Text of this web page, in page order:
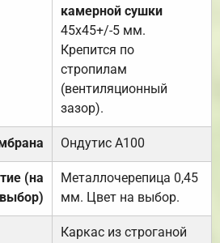
камерной сушки
45х45+/-5 мм.
Крепится по
стропилам
(вентиляционный
зазор).
Ондутис А100
(на
выбор)
Металлочерепица 0,45
мм. Цвет на выбор.
Каркас из строганой